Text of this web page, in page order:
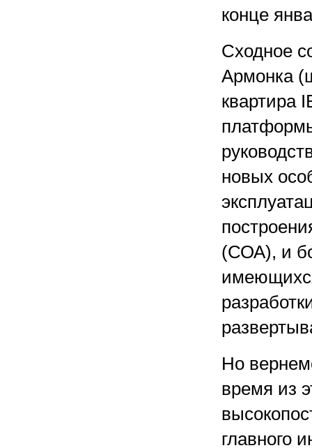
конце
Сходное
Армонка
квартира
новых
(СОА), и
Но
время из
главного